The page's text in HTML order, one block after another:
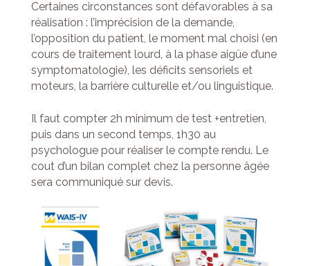
Certaines circonstances sont défavorables à sa
réalisation : l’imprécision de la demande,
l’opposition du patient, le moment mal choisi (en
cours de traitement lourd, à la phase aigüe d’une
symptomatologie), les déficits sensoriels et
moteurs, la barrière culturelle et/ou linguistique.
Il faut compter 2h minimum de test +entretien,
puis dans un second temps, 1h30 au
psychologue pour réaliser le compte rendu. Le
cout d’un bilan complet chez la personne âgée
sera communiqué sur devis.